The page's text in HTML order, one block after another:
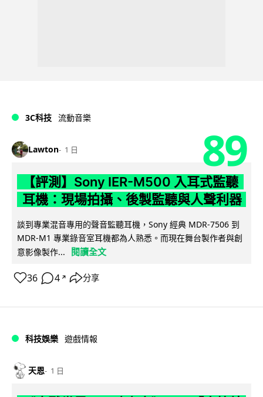
3C科技 流動音樂
Lawton 1 日 89
【評測】Sony IER-M500 入耳式監聽
耳機：現場拍攝、後製監聽與人聲利器
談到專業混音專用的聲音監聽耳機，Sony 經典 MDR-7506 到
MDR-M1 專業錄音室耳機都為人熟悉。而現在舞台製作者與創
意影像製作...
閱讀全文
36 4 ↗ 分享
科技娛樂 遊戲情報
天恩 1 日